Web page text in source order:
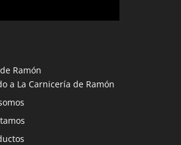
Ramón
a La Carnicería de Ramón